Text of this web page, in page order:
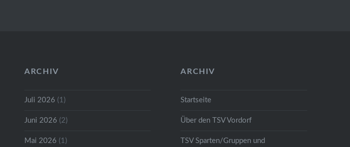
ARCHIV
Juli 2026 (1)
Juni 2026 (2)
Mai 2026 (1)
ARCHIV
Startseite
Über den TSV Vordorf
TSV Sparten/Gruppen und